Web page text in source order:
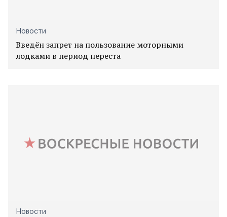
Новости
Введён запрет на пользование моторными
лодками в период нереста
Новости